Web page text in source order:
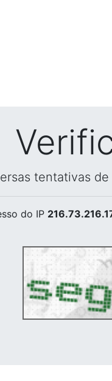
tentativas
do IP